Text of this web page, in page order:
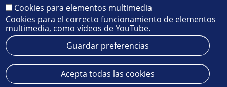
Aviso legal Protección de datos
Cookies
© 2025SIC - Universidad de Sevilla
Cookies para elementos multimedia
Cookies para el correcto funcionamiento de elementos
multimedia, como vídeos de YouTube.
Guardar preferencias
Acepta todas las cookies